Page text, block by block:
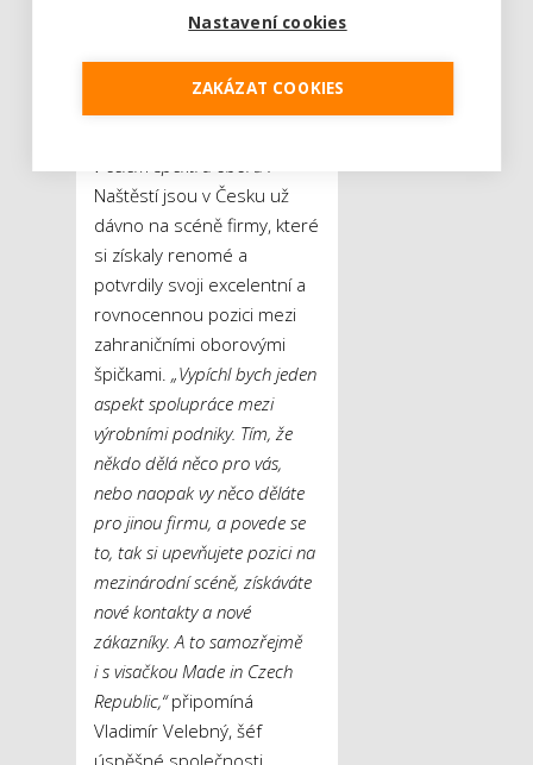
prohlášení. Česká republika
zařadit se mezi evropskou
v celém spektru oborů“.
Naštěstí jsou v Česku už
dávno na scéně firmy, které
si získaly renomé a
potvrdily svoji excelentní a
rovnocennou pozici mezi
zahraničními oborovými
špičkami. „Vypíchl bych jeden
aspekt spolupráce mezi
výrobními podniky. Tím, že
někdo dělá něco pro vás,
nebo naopak vy něco děláte
pro jinou firmu, a povede se
to, tak si upevňujete pozici na
mezinárodní scéně, získáváte
nové kontakty a nové
zákazníky. A to samozřejmě
i s visačkou Made in Czech
Republic,“připomíná
Vladimír Velebný, šéf
Nastavení cookies
ZAKÁZAT COOKIES